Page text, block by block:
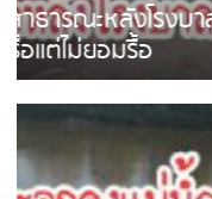
หนุ่มเจียงฮายจ่
รถเครื่องหลบไม่ทั